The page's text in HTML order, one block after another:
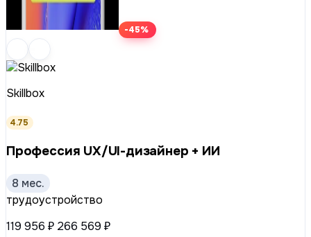
-45%
Skillbox
4.75
Профессия UX/UI-дизайнер + ИИ
8 мес.
трудоустройство
119 956 ₽ 266 569 ₽